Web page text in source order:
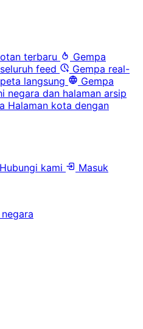
terbaru
Gempa
feed
Gempa real-
langsung
Gempa
negara dan halaman arsip
Halaman kota dengan
Hubungi kami
Masuk